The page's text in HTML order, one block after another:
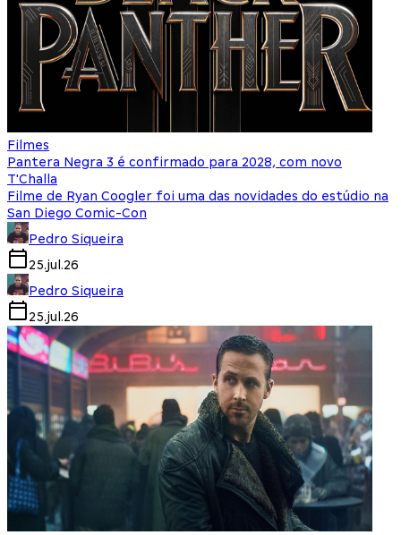
Filmes
Pantera Negra 3 é confirmado para 2028, com novo
T'Challa
Filme de Ryan Coogler foi uma das novidades do estúdio na
San Diego Comic-Con
Pedro Siqueira
25.jul.26
Pedro Siqueira
25.jul.26